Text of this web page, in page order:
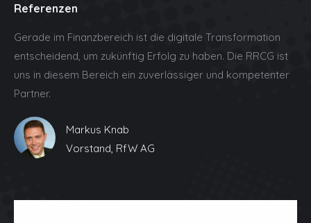
Referenzen
Gerade im Finanzbereich ist die digitale Transformation
entscheidend, um zukünftig Erfolg zu haben. Die RRCG ist
uns in diesem Bereich ein zuverlässiger und kompetenter
Partner.
Markus Knab
Vorstand, RfW AG